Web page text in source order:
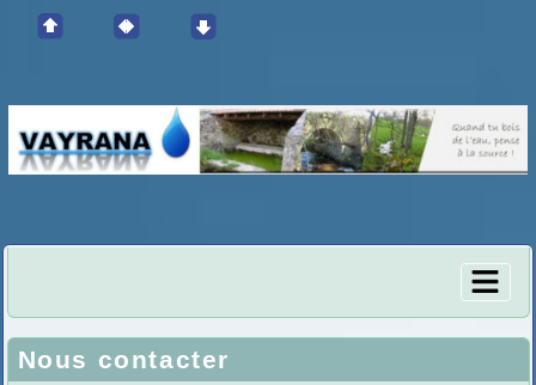
Nous contacter